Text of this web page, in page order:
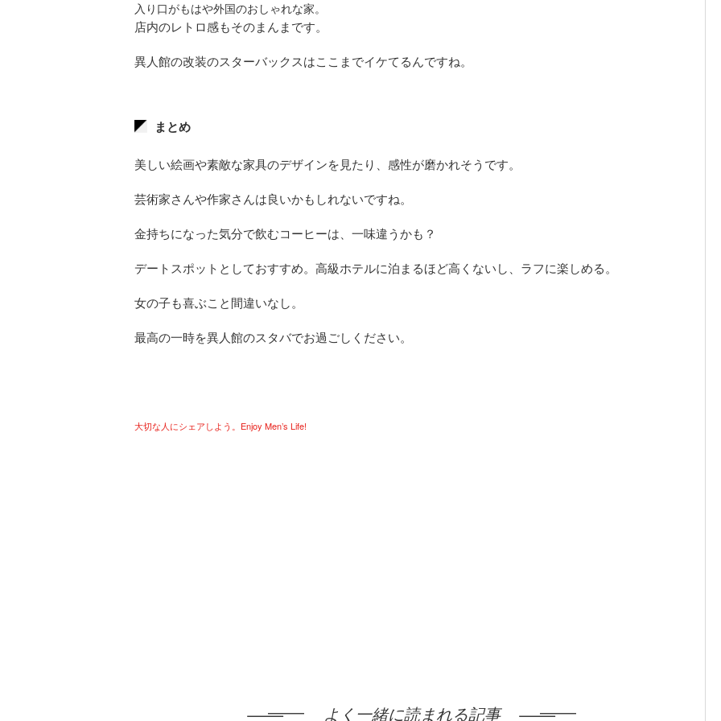
入り口がもはや外国のおしゃれな家。
店内のレトロ感もそのまんまです。
異人館の改装のスターバックスはここまでイケてるんですね。
まとめ
美しい絵画や素敵な家具のデザインを見たり、感性が磨かれそうです。
芸術家さんや作家さんは良いかもしれないですね。
金持ちになった気分で飲むコーヒーは、一味違うかも？
デートスポットとしておすすめ。高級ホテルに泊まるほど高くないし、ラフに楽しめる。
女の子も喜ぶこと間違いなし。
最高の一時を異人館のスタバでお過ごしください。
大切な人にシェアしよう。Enjoy Men’s Life!
よく一緒に読まれる記事